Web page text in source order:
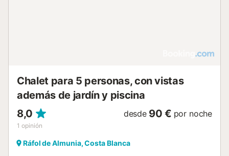
Chalet para 5 personas, con vistas
además de jardín y piscina
8,0
1 opinión
desde 90 € por noche
Ráfol de Almunia, Costa Blanca